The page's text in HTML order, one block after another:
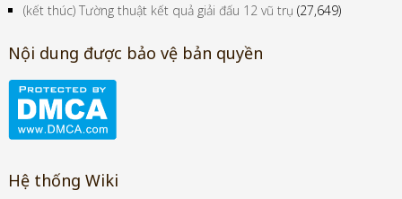
(kết thúc) Tường thuật kết quả giải đấu 12 vũ trụ (27,649)
Nội dung được bảo vệ bản quyền
Hệ thống Wiki